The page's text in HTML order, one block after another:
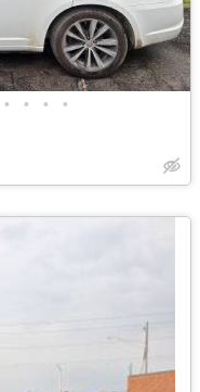
• • • •